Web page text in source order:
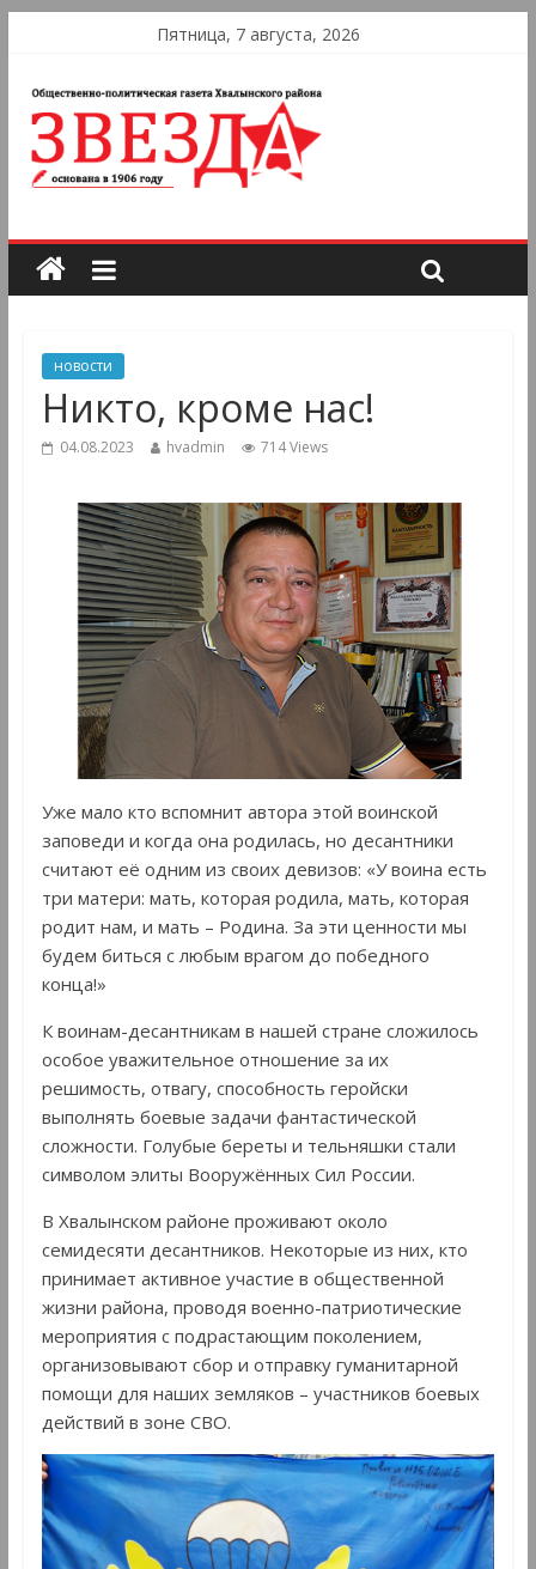
Пятница, 7 августа, 2026
новости
Никто, кроме нас!
04.08.2023 hvadmin 714 Views
Уже мало кто вспомнит автора этой воинской
заповеди и когда она родилась, но десантники
считают её одним из своих девизов: «У воина есть
три матери: мать, которая родила, мать, которая
родит нам, и мать – Родина. За эти ценности мы
будем биться с любым врагом до победного
конца!»
К воинам-десантникам в нашей стране сложилось
особое уважительное отношение за их
решимость, отвагу, способность геройски
выполнять боевые задачи фантастической
сложности. Голубые береты и тельняшки стали
символом элиты Вооружённых Сил России.
В Хвалынском районе проживают около
семидесяти десантников. Некоторые из них, кто
принимает активное участие в общественной
жизни района, проводя военно-патриотические
мероприятия с подрастающим поколением,
организовывают сбор и отправку гуманитарной
помощи для наших земляков – участников боевых
действий в зоне СВО.